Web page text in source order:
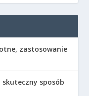
zastosowanie
sposób